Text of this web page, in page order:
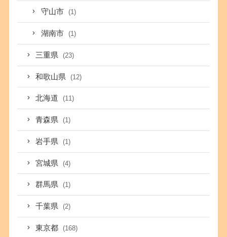
守山市 (1)
湖南市 (1)
三重県 (23)
和歌山県 (12)
北海道 (11)
青森県 (1)
岩手県 (1)
宮城県 (4)
群馬県 (1)
千葉県 (2)
東京都 (168)